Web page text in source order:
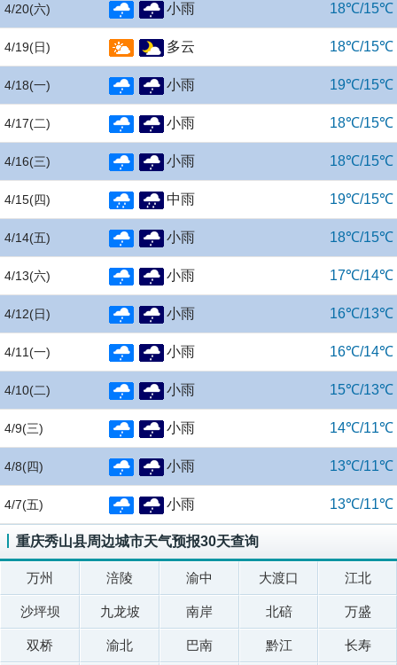
4/20(六) 小雨 18℃/15℃
4/19(日) 多云 18℃/15℃
4/18(一) 小雨 19℃/15℃
4/17(二) 小雨 18℃/15℃
4/16(三) 小雨 18℃/15℃
4/15(四) 中雨 19℃/15℃
4/14(五) 小雨 18℃/15℃
4/13(六) 小雨 17℃/14℃
4/12(日) 小雨 16℃/13℃
4/11 (一) 小雨 16℃/14℃
4/10(二) 小雨 15℃/13℃
4/9(三) 小雨 14℃/11℃
4/8(四) 小雨 13℃/11℃
4/7(五) 小雨 13℃/11℃
重庆秀山县周边城市天气预报30天查询
万州 涪陵 渝中 大渡口 江北
沙坪坝 九龙坡 南岸 北碚 万盛
双桥 渝北 巴南 黔江 长寿